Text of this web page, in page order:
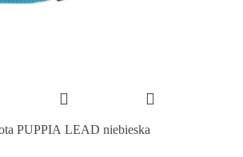
PUPPIA LEAD niebieska